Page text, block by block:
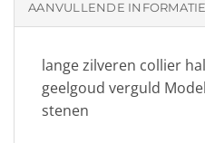
AANVULLENDE INFORMATIE
lange zilveren collier
geelgoud verguld
stenen